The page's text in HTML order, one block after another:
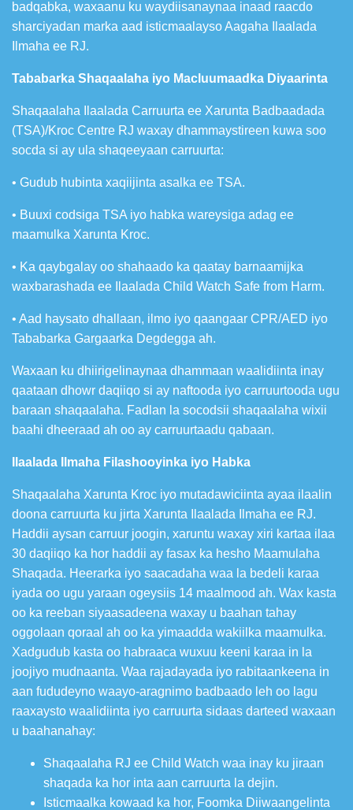
badqabka, waxaanu ku waydiisanaynaa inaad raacdo
sharciyadan marka aad isticmaalayso Aagaha Ilaalada
Ilmaha ee RJ.
Tababarka Shaqaalaha iyo Macluumaadka Diyaarinta
Shaqaalaha Ilaalada Carruurta ee Xarunta Badbaadada
(TSA)/Kroc Centre RJ waxay dhammaystireen kuwa soo
socda si ay ula shaqeeyaan carruurta:
• Gudub hubinta xaqiijinta asalka ee TSA.
• Buuxi codsiga TSA iyo habka wareysiga adag ee
maamulka Xarunta Kroc.
• Ka qaybgalay oo shahaado ka qaatay barnaamijka
waxbarashada ee Ilaalada Child Watch Safe from Harm.
• Aad haysato dhallaan, ilmo iyo qaangaar CPR/AED iyo
Tababarka Gargaarka Degdegga ah.
Waxaan ku dhiirigelinaynaa dhammaan waalidiinta inay
qaataan dhowr daqiiqo si ay naftooda iyo carruurtooda ugu
baraan shaqaalaha. Fadlan la socodsii shaqaalaha wixii
baahi dheeraad ah oo ay carruurtaadu qabaan.
Ilaalada Ilmaha Filashooyinka iyo Habka
Shaqaalaha Xarunta Kroc iyo mutadawiciinta ayaa ilaalin
doona carruurta ku jirta Xarunta Ilaalada Ilmaha ee RJ.
Haddii aysan carruur joogin, xaruntu waxay xiri kartaa ilaa
30 daqiiqo ka hor haddii ay fasax ka hesho Maamulaha
Shaqada. Heerarka iyo saacadaha waa la bedeli karaa
iyada oo ugu yaraan ogeysiis 14 maalmood ah. Wax kasta
oo ka reeban siyaasadeena waxay u baahan tahay
oggolaan qoraal ah oo ka yimaadda wakiilka maamulka.
Xadgudub kasta oo habraaca wuxuu keeni karaa in la
joojiyo mudnaanta. Waa rajadayada iyo rabitaankeena in
aan fududeyno waayo-aragnimo badbaado leh oo lagu
raaxaysto waalidiinta iyo carruurta sidaas darteed waxaan
u baahanahay:
Shaqaalaha RJ ee Child Watch waa inay ku jiraan
shaqada ka hor inta aan carruurta la dejin.
Isticmaalka kowaad ka hor, Foomka Diiwaangelinta